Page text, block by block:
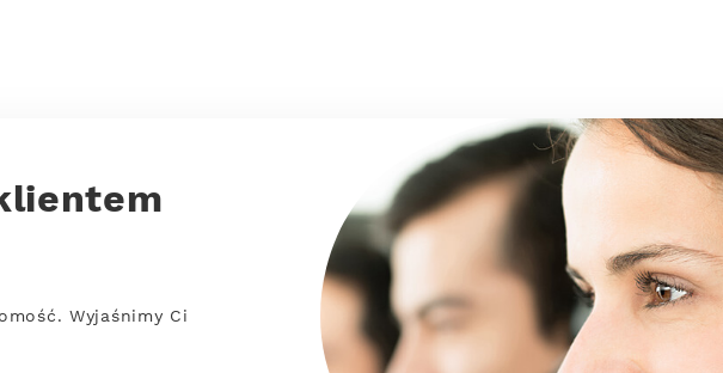
Wyjaśnimy Ci